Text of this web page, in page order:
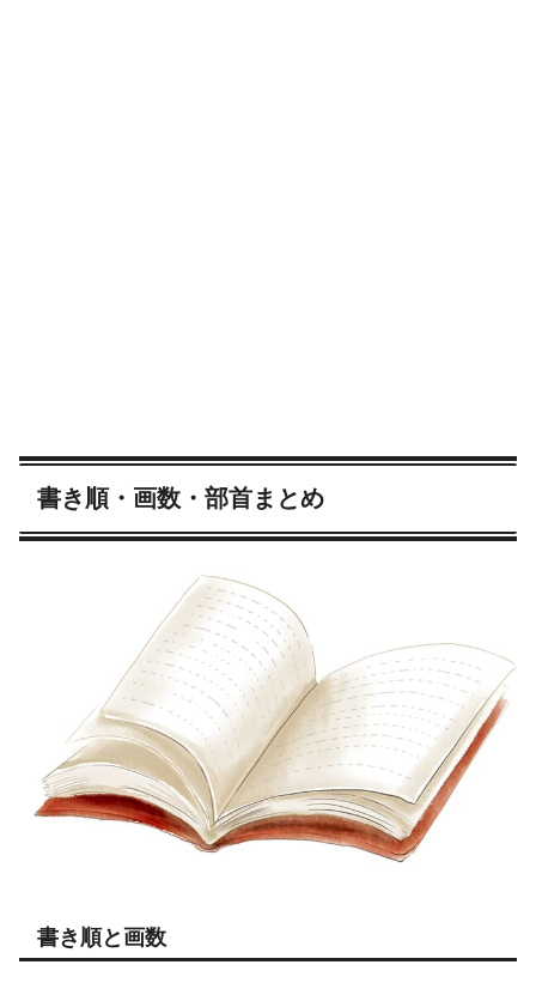
書き順・画数・部首まとめ
書き順と画数